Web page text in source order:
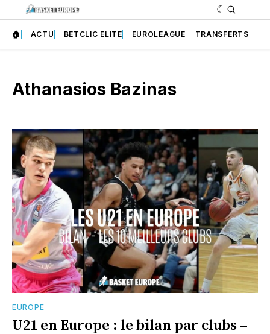
🏠 ACTU BETCLIC ELITE EUROLEAGUE TRANSFERTS
Athanasios Bazinas
EUROPE
U21 en Europe : le bilan par clubs –